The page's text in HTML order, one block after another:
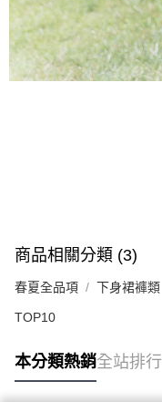
商品相關分類 (3)
春夏全品項 下身裙褲類
TOP10
本分類熱銷全站排行